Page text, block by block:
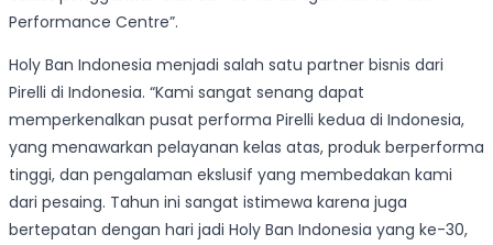
Performance Centre”.
Holy Ban Indonesia menjadi salah satu partner bisnis dari
Pirelli di Indonesia. “Kami sangat senang dapat
memperkenalkan pusat performa Pirelli kedua di Indonesia,
yang menawarkan pelayanan kelas atas, produk berperforma
tinggi, dan pengalaman ekslusif yang membedakan kami
dari pesaing. Tahun ini sangat istimewa karena juga
bertepatan dengan hari jadi Holy Ban Indonesia yang ke-30,